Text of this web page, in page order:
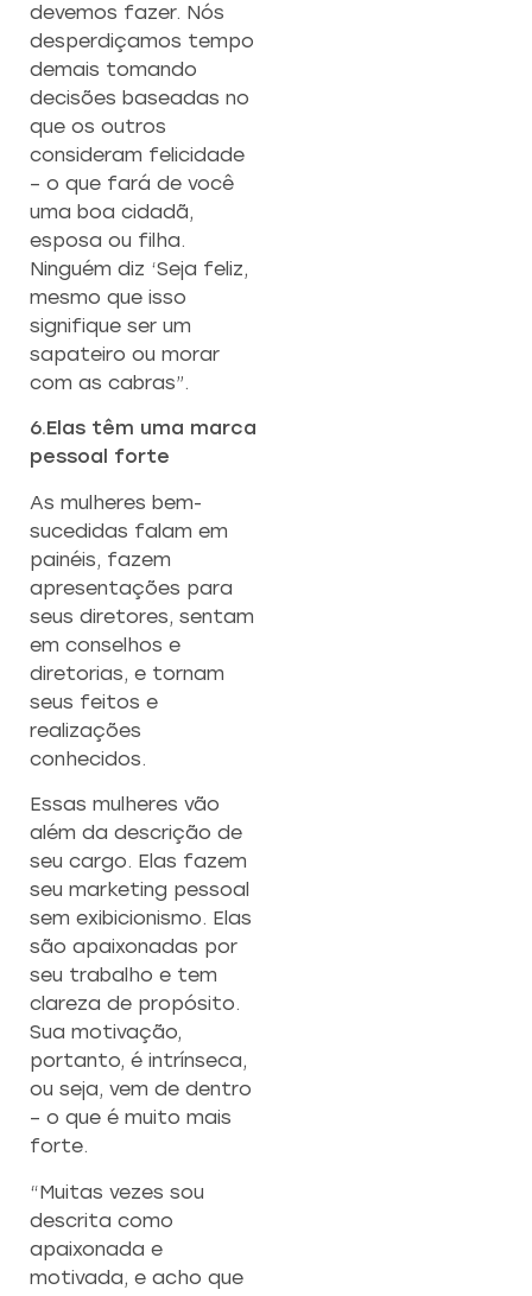
devemos fazer. Nós
desperdiçamos tempo
demais tomando
decisões baseadas no
que os outros
consideram felicidade
– o que fará de você
uma boa cidadã,
esposa ou filha.
Ninguém diz ‘Seja feliz,
mesmo que isso
signifique ser um
sapateiro ou morar
com as cabras”.
6.Elas têm uma marca
pessoal forte
As mulheres bem-
sucedidas falam em
painéis, fazem
apresentações para
seus diretores, sentam
em conselhos e
diretorias, e tornam
seus feitos e
realizações
conhecidos.
Essas mulheres vão
além da descrição de
seu cargo. Elas fazem
seu marketing pessoal
sem exibicionismo. Elas
são apaixonadas por
seu trabalho e tem
clareza de propósito.
Sua motivação,
portanto, é intrínseca,
ou seja, vem de dentro
– o que é muito mais
forte.
“Muitas vezes sou
descrita como
apaixonada e
motivada, e acho que